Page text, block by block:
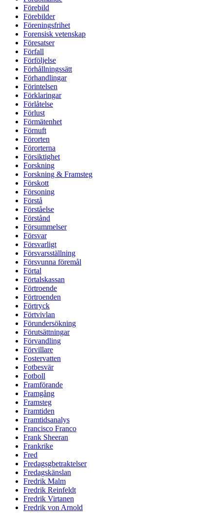
Förebild
Förebilder
Föreningsfrihet
Forensisk vetenskap
Föresatser
Förfall
Förföljelse
Förhållningssätt
Förhandlingar
Förintelsen
Förklaringar
Förlåtelse
Förlust
Förmätenhet
Förnuft
Förorten
Förorterna
Försiktighet
Forskning
Forskning & Framsteg
Förskott
Försoning
Förstå
Förståelse
Förstånd
Försummelser
Försvar
Försvarligt
Försvarsställning
Försvunna föremål
Förtal
Förtalskassan
Förtroende
Förtroenden
Förtryck
Förtvivlan
Förundersökning
Förutsättningar
Förvandling
Förvillare
Fostervatten
Fotbesvär
Fotboll
Framförande
Framgång
Framsteg
Framtiden
Framtidsanalys
Francisco Franco
Frank Sheeran
Frankrike
Fred
Fredagsgbetraktelser
Fredagskänslan
Fredrik Malm
Fredrik Reinfeldt
Fredrik Virtanen
Fredrik von Arnold